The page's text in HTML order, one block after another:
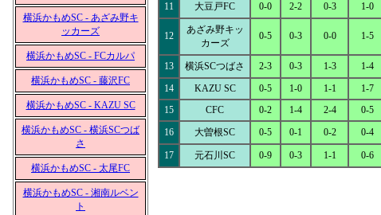
横浜かもめSC - あざみ野キ
ッカーズ
横浜かもめSC - FCカルパ
横浜かもめSC - 藤沢FC
横浜かもめSC - KAZU SC
横浜かもめSC - 横浜SCつば
さ
横浜かもめSC - 太尾FC
横浜かもめSC - 湘南ルベン
ト
11 大豆戸FC 0-0 2-2 0-3 1-0
12
あざみ野キッ
カーズ
0-5 0-3 0-0 1-5
13 横浜SCつばさ 2-3 0-3 1-3 1-4
14
KAZU SC 0-5 1-0 1-1 1-7
15
CFC 0-2 1-4 2-4 0-5
16
大曽根SC 0-5 0-1 0-2 0-4
17 元石川SC 0-9 0-3 1-1 0-6